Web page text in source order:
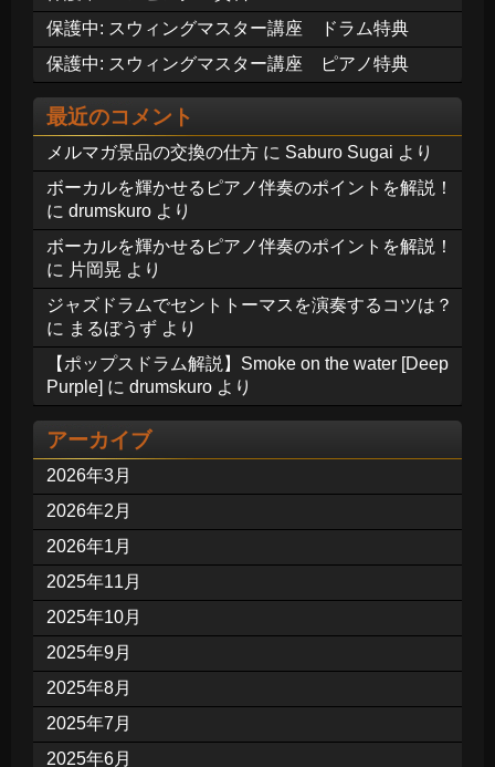
保護中: スウィングマスター講座 ドラム特典
保護中: スウィングマスター講座 ピアノ特典
最近のコメント
メルマガ景品の交換の仕方 に Saburo Sugai より
ボーカルを輝かせるピアノ伴奏のポイントを解説！
に drumskuro より
ボーカルを輝かせるピアノ伴奏のポイントを解説！
に 片岡晃 より
ジャズドラムでセントトーマスを演奏するコツは？
に まるぼうず より
【ポップスドラム解説】Smoke on the water [Deep
Purple] に drumskuro より
アーカイブ
2026年3月
2026年2月
2026年1月
2025年11月
2025年10月
2025年9月
2025年8月
2025年7月
2025年6月